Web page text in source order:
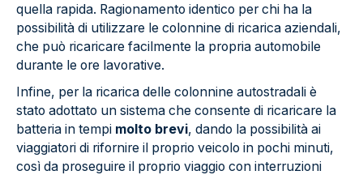
quella rapida. Ragionamento identico per chi ha la
possibilità di utilizzare le colonnine di ricarica aziendali,
che può ricaricare facilmente la propria automobile
durante le ore lavorative.
Infine, per la ricarica delle colonnine autostradali è
stato adottato un sistema che consente di ricaricare la
batteria in tempi molto brevi, dando la possibilità ai
viaggiatori di rifornire il proprio veicolo in pochi minuti,
così da proseguire il proprio viaggio con interruzioni